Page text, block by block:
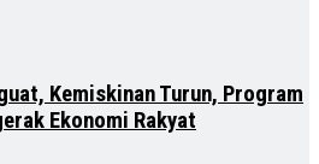
Kemiskinan Turun, Program
Ekonomi Rakyat